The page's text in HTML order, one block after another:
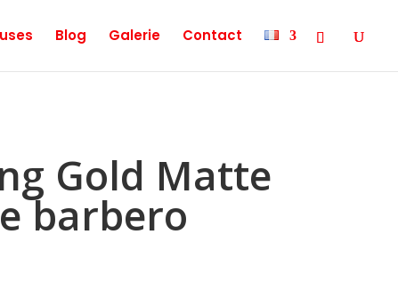
Blog Galerie Contact
Gold Matte
barbero